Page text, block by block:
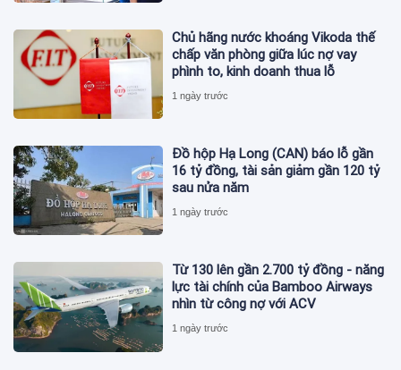
Chủ hãng nước khoáng Vikoda thế
chấp văn phòng giữa lúc nợ vay
phình to, kinh doanh thua lỗ
1 ngày trước
Đồ hộp Hạ Long (CAN) báo lỗ gần
16 tỷ đồng, tài sản giảm gần 120 tỷ
sau nửa năm
1 ngày trước
Từ 130 lên gần 2.700 tỷ đồng - năng
lực tài chính của Bamboo Airways
nhìn từ công nợ với ACV
1 ngày trước